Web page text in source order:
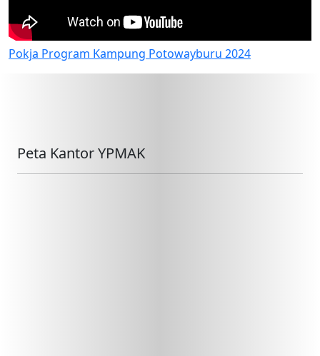
Pokja Program Kampung Potowayburu 2024
Peta Kantor YPMAK